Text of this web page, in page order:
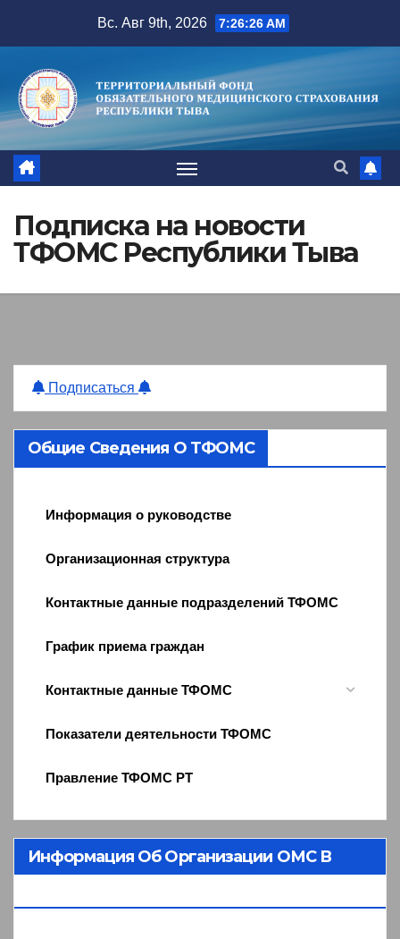
содержимому
Вс. Авг 9th, 2026 7:26:26 AM
Подписка на новости
ТФОМС Республики Тыва
Подписаться
Общие Сведения О ТФОМС
Информация о руководстве
Организационная структура
Контактные данные подразделений ТФОМС
График приема граждан
Контактные данные ТФОМС
Показатели деятельности ТФОМС
Правление ТФОМС РТ
Информация Об Организации ОМС В